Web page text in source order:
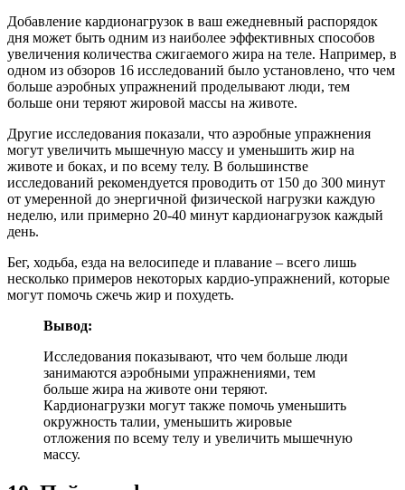
Добавление кардионагрузок в ваш ежедневный распорядок
дня может быть одним из наиболее эффективных способов
увеличения количества сжигаемого жира на теле. Например, в
одном из обзоров 16 исследований было установлено, что чем
больше аэробных упражнений проделывают люди, тем
больше они теряют жировой массы на животе.
Другие исследования показали, что аэробные упражнения
могут увеличить мышечную массу и уменьшить жир на
животе и боках, и по всему телу. В большинстве
исследований рекомендуется проводить от 150 до 300 минут
от умеренной до энергичной физической нагрузки каждую
неделю, или примерно 20-40 минут кардионагрузок каждый
день.
Бег, ходьба, езда на велосипеде и плавание – всего лишь
несколько примеров некоторых кардио-упражнений, которые
могут помочь сжечь жир и похудеть.
Вывод:
Исследования показывают, что чем больше люди
занимаются аэробными упражнениями, тем
больше жира на животе они теряют.
Кардионагрузки могут также помочь уменьшить
окружность талии, уменьшить жировые
отложения по всему телу и увеличить мышечную
массу.